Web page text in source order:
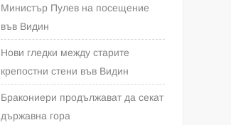
Министър Пулев на посещение
във Видин
Нови гледки между старите
крепостни стени във Видин
Бракониери продължават да секат
държавна гора